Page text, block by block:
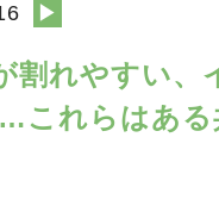
▶
割れやすい、
これらはある